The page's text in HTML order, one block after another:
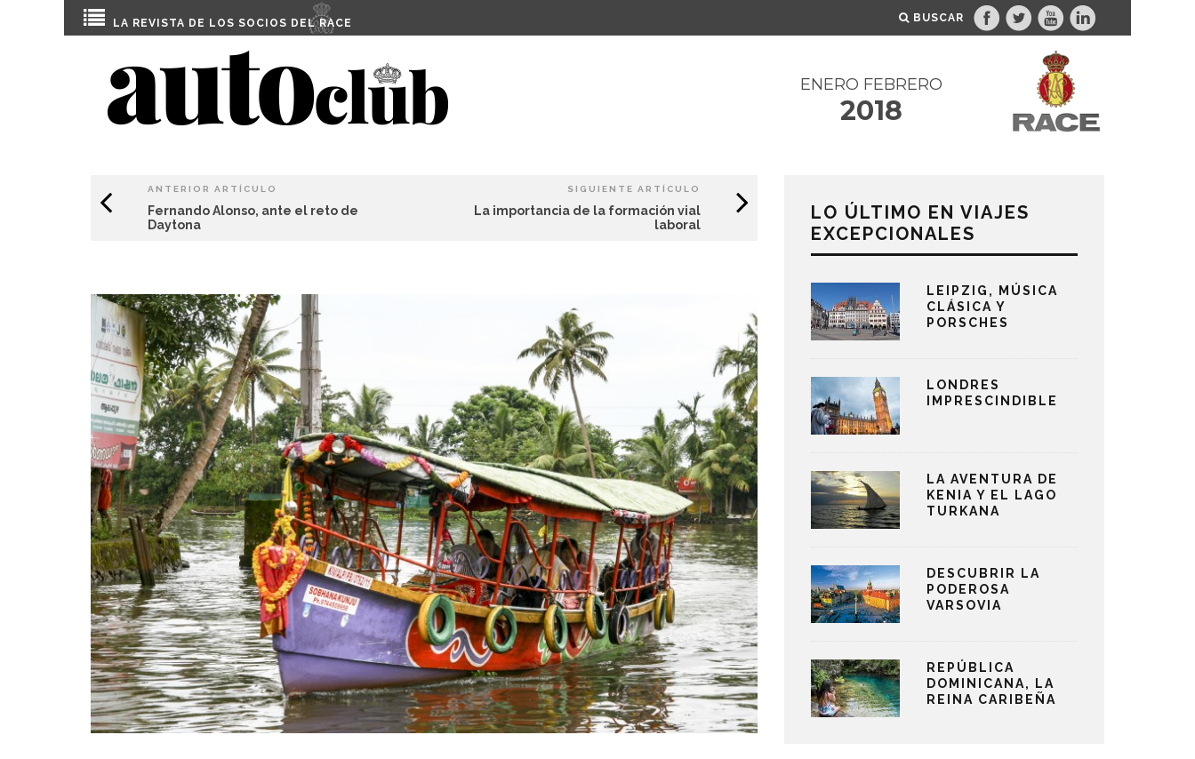
LA REVISTA DE LOS SOCIOS DEL RACE BUSCAR
ENERO FEBRERO
2018
ANTERIOR ARTÍCULO
Fernando Alonso, ante el reto de
Daytona
SIGUIENTE ARTÍCULO
La importancia de la formación vial
laboral
LO ÚLTIMO EN VIAJES
EXCEPCIONALES
LEIPZIG, MÚSICA
CLÁSICA Y
PORSCHES
LONDRES
IMPRESCINDIBLE
LA AVENTURA DE
KENIA Y EL LAGO
TURKANA
DESCUBRIR LA
PODEROSA
VARSOVIA
REPÚBLICA
DOMINICANA, LA
REINA CARIBEÑA